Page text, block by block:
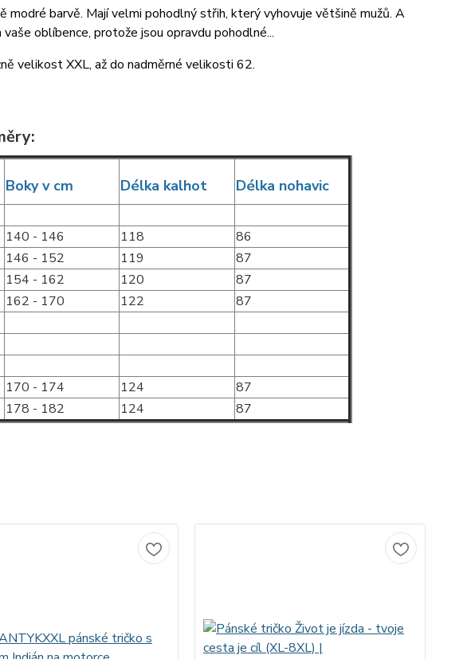
modré barvě. Mají velmi pohodlný střih, který vyhovuje většině mužů. A
oblíbence, protože jsou opravdu pohodlné...
velikost XXL, až do nadměrné velikosti 62.
Boky v cm Délka kalhot Délka nohavic
140 - 146 118
86
146 - 152 119
87
154 - 162 120
87
162 - 170 122
87
170 - 174 124
87
178 - 182 124 87